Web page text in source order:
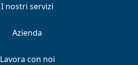
I nostri servizi
Azienda
Lavora con noi